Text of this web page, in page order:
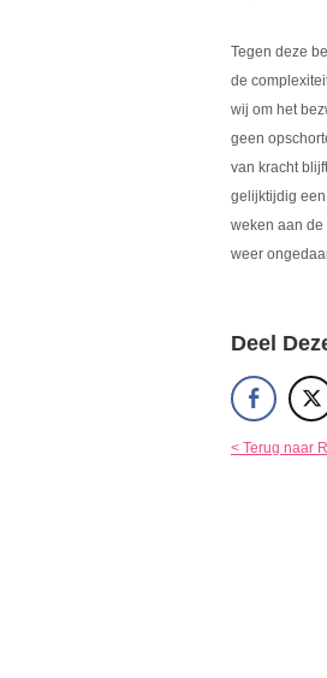
Tegen deze
de
wij om het
geen
van kracht
gelijktijdig
weken aan
weer
Deel
< Terug naar